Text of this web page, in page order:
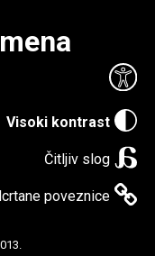
Visoki kontrast
Čitljiv slog
poveznice